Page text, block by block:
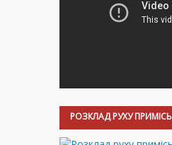
РОЗКЛАД РУХУ